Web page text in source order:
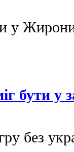
Жирони.
бути у
без